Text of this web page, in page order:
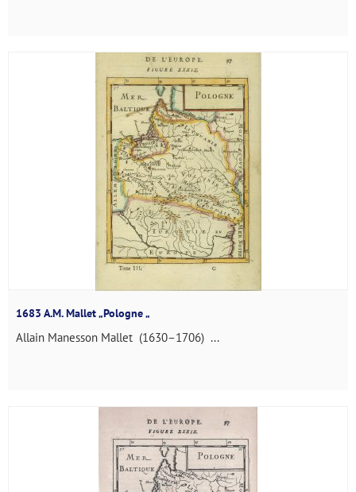
1683 A.M. Mallet „Pologne „
Allain Manesson Mallet (1630–1706) ...